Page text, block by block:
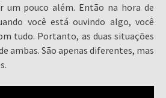
um pouco além. Então na hora de
você está ouvindo algo, você
tudo. Portanto, as duas situações
ambas. São apenas diferentes, mas